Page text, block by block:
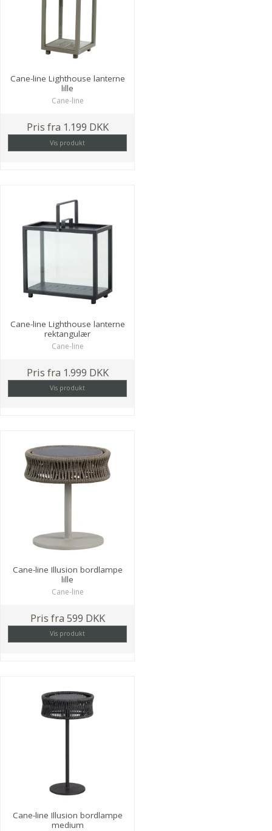
Cane-line Lighthouse lanterne
lille
Cane-line
Pris fra 1.199 DKK
Vis produkt
Cane-line Lighthouse lanterne
rektangulær
Cane-line
Pris fra 1.999 DKK
Vis produkt
Cane-line Illusion bordlampe
lille
Cane-line
Pris fra 599 DKK
Vis produkt
Cane-line Illusion bordlampe
medium